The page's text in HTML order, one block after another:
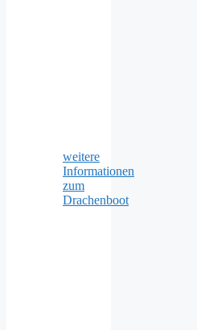
weitere
Informationen
zum
Drachenboot